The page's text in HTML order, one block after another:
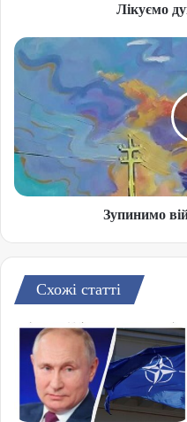
Лікуємо
Зупинимо
Схожі статті